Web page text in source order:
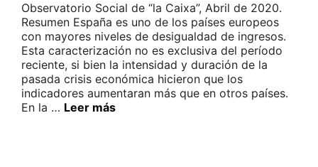
Observatorio Social de “la Caixa”, Abril de 2020.
Resumen España es uno de los países europeos
con mayores niveles de desigualdad de ingresos.
Esta caracterización no es exclusiva del período
reciente, si bien la intensidad y duración de la
pasada crisis económica hicieron que los
indicadores aumentaran más que en otros países.
En la … Leer más